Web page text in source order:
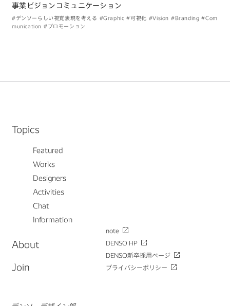
事業ビジョンコミュニケーション
#デンソーらしい視覚表現を考える #Graphic #可視化 #Vision #Branding #Com
munication #プロモーション
Topics
Featured
Works
Designers
Activities
Chat
Information
About
Join
note
DENSO HP
DENSO新卒採用ページ
プライバシーポリシー